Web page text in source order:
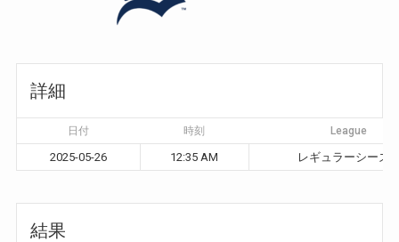
詳細
日付 時刻 League
2025-05-26 12:35 AM レギュラーシーズ
結果